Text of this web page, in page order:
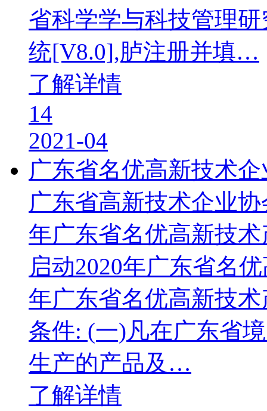
省科学学与科技管理
统[V8.0],胪注册并填…
了解详情
14
2021-04
广东省名优高新技术
广东省高新技术企业
年广东省名优高新技
启动2020年广东省名
年广东省名优高新技
条件: (一)凡在广东省
生产的产品及…
了解详情